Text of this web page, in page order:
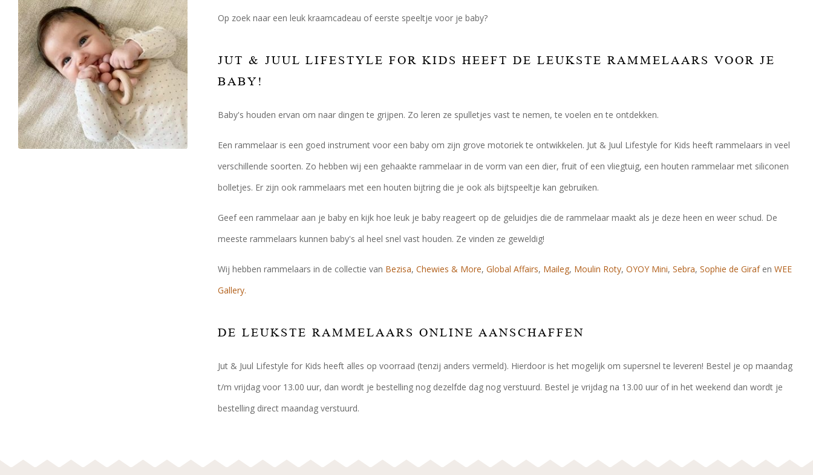
Op zoek naar een leuk kraamcadeau of eerste speeltje voor je baby?
JUT & JUUL LIFESTYLE FOR KIDS HEEFT DE LEUKSTE RAMMELAARS VOOR JE
BABY!
Baby's houden ervan om naar dingen te grijpen. Zo leren ze spulletjes vast te nemen, te voelen en te ontdekken.
Een rammelaar is een goed instrument voor een baby om zijn grove motoriek te ontwikkelen. Jut & Juul Lifestyle for Kids heeft rammelaars in veel
verschillende soorten. Zo hebben wij een gehaakte rammelaar in de vorm van een dier, fruit of een vliegtuig, een houten rammelaar met siliconen
bolletjes. Er zijn ook rammelaars met een houten bijtring die je ook als bijtspeeltje kan gebruiken.
Geef een rammelaar aan je baby en kijk hoe leuk je baby reageert op de geluidjes die de rammelaar maakt als je deze heen en weer schud. De
meeste rammelaars kunnen baby's al heel snel vast houden. Ze vinden ze geweldig!
Wij hebben rammelaars in de collectie van Bezisa, Chewies & More, Global Affairs, Maileg, Moulin Roty, OYOY Mini, Sebra, Sophie de Girafen WEE
Gallery.
DE LEUKSTE RAMMELAARS ONLINE AANSCHAFFEN
Jut & Juul Lifestyle for Kids heeft alles op voorraad (tenzij anders vermeld). Hierdoor is het mogelijk om supersnel te leveren! Bestel je op maandag
t/m vrijdag voor 13.00 uur, dan wordt je bestelling nog dezelfde dag nog verstuurd. Bestel je vrijdag na 13.00 uur of in het weekend dan wordt je
bestelling direct maandag verstuurd.